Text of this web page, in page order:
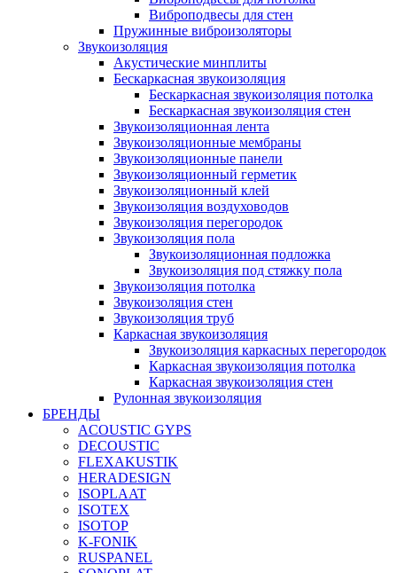
Виброподвесы для стен
Пружинные виброизоляторы
Звукоизоляция
Акустические минплиты
Бескаркасная звукоизоляция
Бескаркасная звукоизоляция потолка
Бескаркасная звукоизоляция стен
Звукоизоляционная лента
Звукоизоляционные мембраны
Звукоизоляционные панели
Звукоизоляционный герметик
Звукоизоляционный клей
Звукоизоляция воздуховодов
Звукоизоляция перегородок
Звукоизоляция пола
Звукоизоляционная подложка
Звукоизоляция под стяжку пола
Звукоизоляция потолка
Звукоизоляция стен
Звукоизоляция труб
Каркасная звукоизоляция
Звукоизоляция каркасных перегородок
Каркасная звукоизоляция потолка
Каркасная звукоизоляция стен
Рулонная звукоизоляция
БРЕНДЫ
ACOUSTIC GYPS
DECOUSTIC
FLEXAKUSTIK
HERADESIGN
ISOPLAAT
ISOTEX
ISOTOP
K-FONIK
RUSPANEL